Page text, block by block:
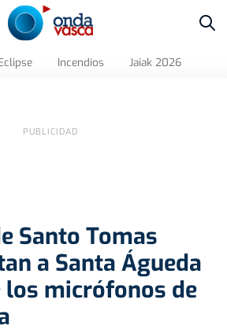
Incendios Jaiak 2026
Santo Tomas
a Santa Águeda
los micrófonos de